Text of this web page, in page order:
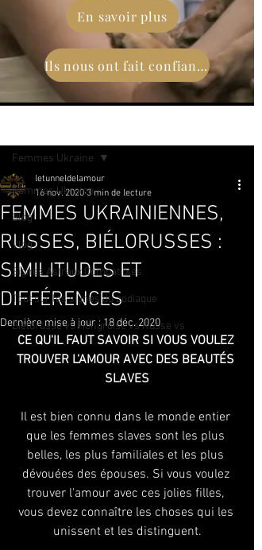
En savoir plus
Ils nous ont fait confiance
Femmes Ukraine
Blog
Vlog
Signes Astraux Compatibles
Tout sur les signes du zodiaque
Biélorusse vs Hongroise vs Russe vs
Femmes Ukraine
FEMMES UKRAINIENNES,
RUSSES, BIÉLORUSSES :
SIMILITUDES ET
DIFFÉRENCES
letunneldelamour
16 nov. 2020 3 min de lecture
Dernière mise à jour :18 déc. 2020
CE QU'IL FAUT SAVOIR SI VOUS VOULEZ
TROUVER L'AMOUR AVEC DES BEAUTÉS
SLAVES
Il est bien connu dans le monde entier
que les femmes slaves sont les plus
belles, les plus familiales et les plus
dévouées des épouses. Si vous voulez
trouver l'amour avec ces jolies filles,
vous devez connaître les choses qui les
unissent et les distinguent.